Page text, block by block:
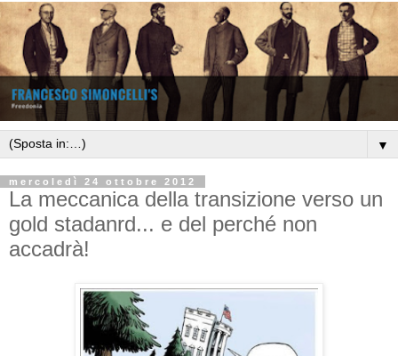
▼
mercoledì 24 ottobre 2012
La meccanica della transizione verso un
gold stadanrd... e del perché non
accadrà!